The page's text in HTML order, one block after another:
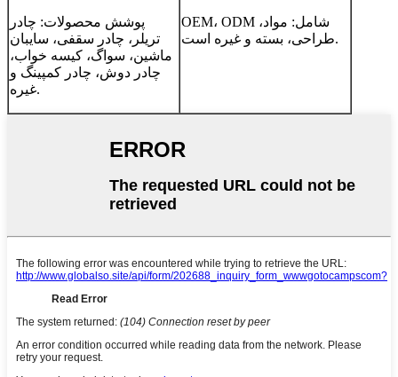
پوشش محصولات: چادر
تریلر، چادر سقفی، سایبان
ماشین، سواگ، کیسه خواب،
چادر دوش، چادر کمپینگ و
غیره.
OEM، ODM شامل: مواد،
طراحی، بسته و غیره است.